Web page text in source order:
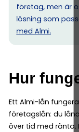
företag, men är
lösning som
med Almi.
Hur
Ett Almi-lån
företagslån: du
över tid med ränta.